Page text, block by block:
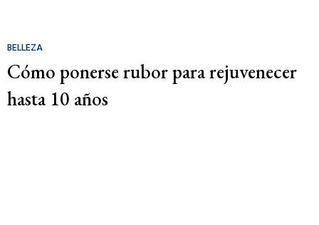
BELLEZA
Cómo ponerse rubor para rejuvenecer
hasta 10 años